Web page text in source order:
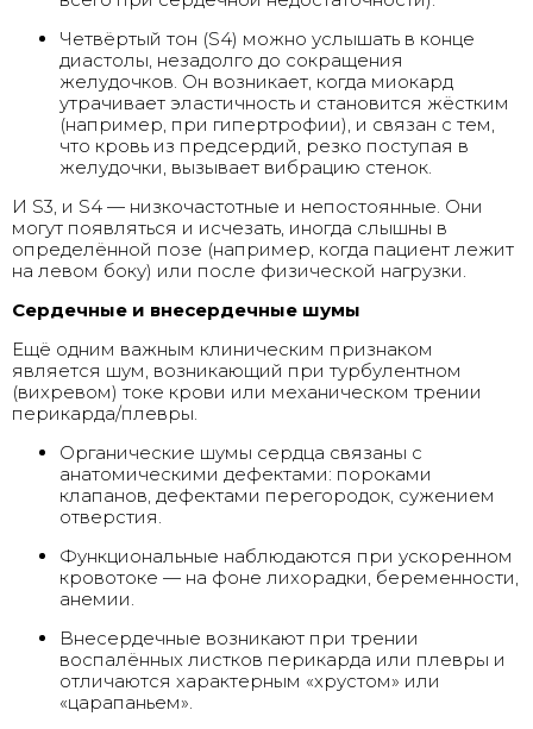
Четвёртый тон (S4) можно услышать в конце
диастолы, незадолго до сокращения
желудочков. Он возникает, когда миокард
утрачивает эластичность и становится жёстким
(например, при гипертрофии), и связан с тем,
что кровь из предсердий, резко поступая в
желудочки, вызывает вибрацию стенок.
И S3, и S4 — низкочастотные и непостоянные. Они
могут появляться и исчезать, иногда слышны в
определённой позе (например, когда пациент лежит
на левом боку) или после физической нагрузки.
Сердечные и внесердечные шумы
Ещё одним важным клиническим признаком
является шум, возникающий при турбулентном
(вихревом) токе крови или механическом трении
перикарда/плевры.
Органические шумы сердца связаны с
анатомическими дефектами: пороками
клапанов, дефектами перегородок, сужением
отверстия.
Функциональные наблюдаются при ускоренном
кровотоке — на фоне лихорадки, беременности,
анемии.
Внесердечные возникают при трении
воспалённых листков перикарда или плевры и
отличаются характерным «хрустом» или
«царапаньем».